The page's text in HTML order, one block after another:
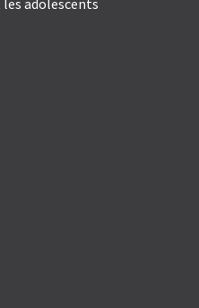
adolescents